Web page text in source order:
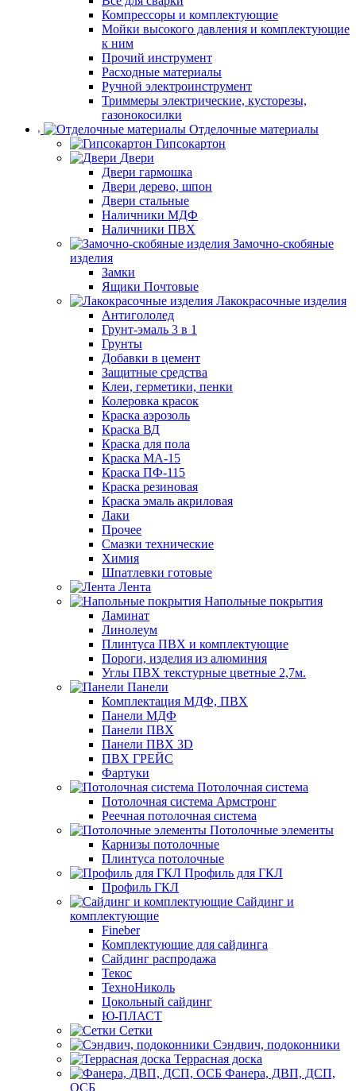
Компрессоры и комплектующие
Мойки высокого давления и комплектующие
к ним
Прочий инструмент
Расходные материалы
Ручной электроинструмент
Триммеры электрические, кусторезы,
газонокосилки
Отделочные материалы
Гипсокартон
Двери
Двери гармошка
Двери дерево, шпон
Двери стальные
Наличники МДФ
Наличники ПВХ
Замочно-скобяные
изделия
Замки
Ящики Почтовые
Лакокрасочные изделия
Антигололед
Грунт-эмаль 3 в 1
Грунты
Добавки в цемент
Защитные средства
Клеи, герметики, пенки
Колеровка красок
Краска аэрозоль
Краска ВД
Краска для пола
Краска МА-15
Краска ПФ-115
Краска резиновая
Краска эмаль акриловая
Лаки
Прочее
Смазки технические
Химия
Шпатлевки готовые
Лента
Напольные покрытия
Ламинат
Линолеум
Плинтуса ПВХ и комплектующие
Пороги, изделия из алюминия
Углы ПВХ текстурные цветные 2,7м.
Панели
Комплектация МДФ, ПВХ
Панели МДФ
Панели ПВХ
Панели ПВХ 3D
ПВХ ГРЕЙС
Фартуки
Потолочная система
Потолочная система Армстронг
Реечная потолочная система
Потолочные элементы
Карнизы потолочные
Плинтуса потолочные
Профиль для ГКЛ
Профиль ГКЛ
Сайдинг и
комплектующие
Fineber
Комплектующие для сайдинга
Сайдинг распродажа
Текос
ТехноНиколь
Цокольный сайдинг
Ю-ПЛАСТ
Сетки
Сэндвич, подоконники
Террасная доска
Фанера, ДВП, ДСП,
ОСБ